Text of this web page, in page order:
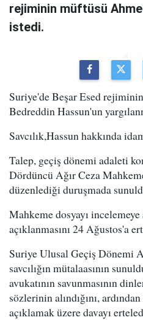
rejiminin müftüsü
istedi.
Suriye'de Beşar Esed
Bedreddin Hassun'un
Savcılık,Hassun hakkında
Talep, geçiş dönemi adaleti
Dördüncü Ağır Ceza
düzenlediği duruşmada
Mahkeme dosyayı
açıklanmasını 24 Ağustos'a
Suriye Ulusal Geçiş Dönemi
savcılığın mütalaasının
avukatının savunmasının
sözlerinin alındığını,
açıklamak üzere davayı